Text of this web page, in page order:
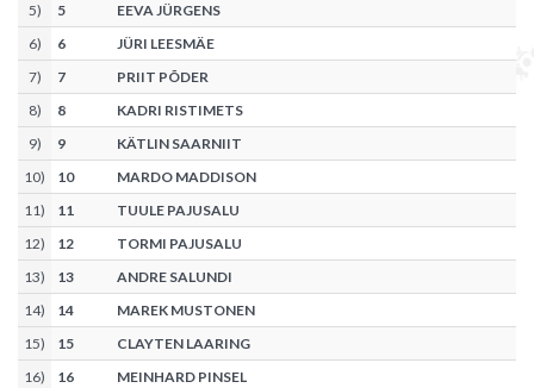
5) 5
EEVA JÜRGENS
6) 6
JÜRI LEESMÄE
7) 7
PRIIT PÕDER
8) 8
KADRI RISTIMETS
9) 9
KÄTLIN SAARNIIT
10) 10
MARDO MADDISON
11) 11
TUULE PAJUSALU
12) 12
TORMI PAJUSALU
13) 13
ANDRE SALUNDI
14) 14
MAREK MUSTONEN
15) 15
CLAYTEN LAARING
16) 16
MEINHARD PINSEL